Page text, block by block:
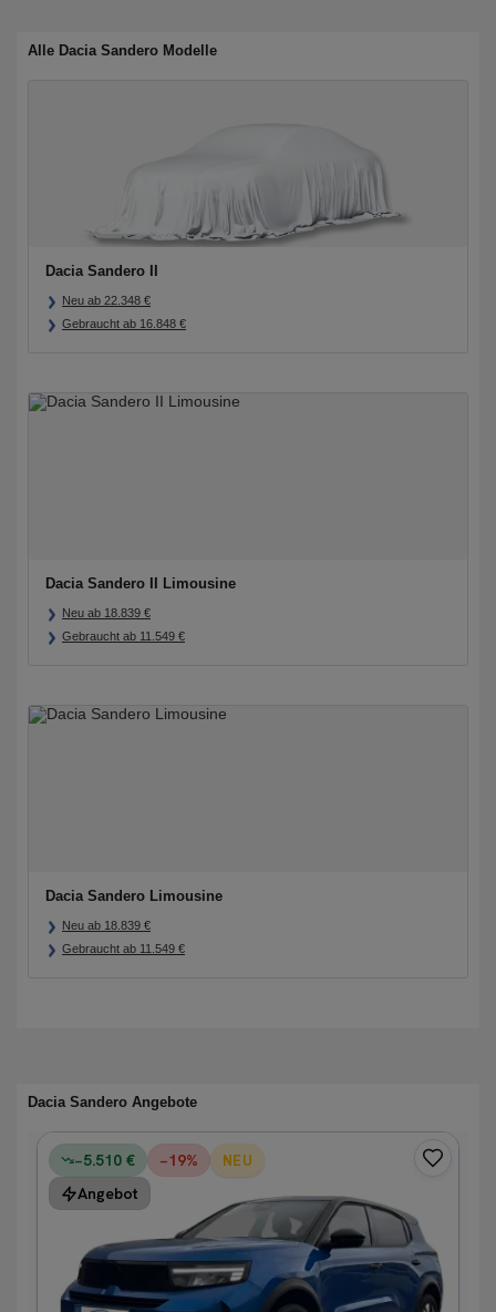
Alle Dacia Sandero Modelle
Dacia Sandero II
Neu ab 22.348 €
Gebraucht ab 16.848 €
Dacia Sandero II Limousine
Neu ab 18.839 €
Gebraucht ab 11.549 €
Dacia Sandero Limousine
Neu ab 18.839 €
Gebraucht ab 11.549 €
Dacia Sandero Angebote
−5.510 € −19% NEU
Angebot